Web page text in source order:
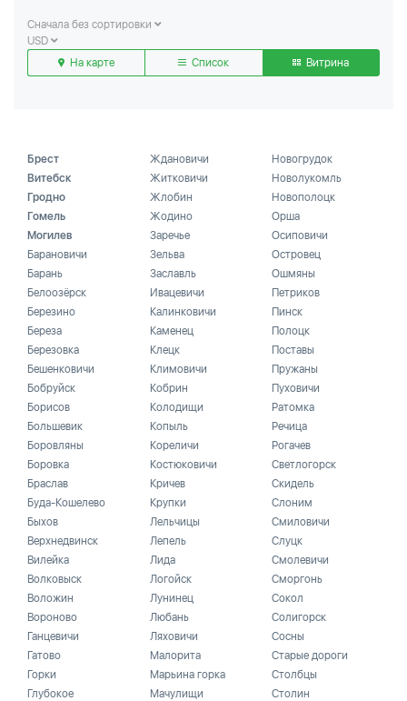
Сначала без сортировки
USD
На карте
Список Витрина
Брест
Витебск
Гродно
Гомель
Могилев
Барановичи
Барань
Белоозёрск
Березино
Береза
Березовка
Бешенковичи
Бобруйск
Борисов
Большевик
Боровляны
Боровка
Браслав
Буда-Кошелево
Быхов
Верхнедвинск
Вилейка
Волковыск
Воложин
Вороново
Ганцевичи
Гатово
Горки
Глубокое
Ждановичи
Житковичи
Жлобин
Жодино
Заречье
Зельва
Заславль
Ивацевичи
Калинковичи
Каменец
Клецк
Климовичи
Кобрин
Колодищи
Копыль
Кореличи
Костюковичи
Кричев
Крупки
Лельчицы
Лепель
Лида
Логойск
Лунинец
Любань
Ляховичи
Малорита
Марьина горка
Мачулищи
Новогрудок
Новолукомль
Новополоцк
Орша
Осиповичи
Островец
Ошмяны
Петриков
Пинск
Полоцк
Поставы
Пружаны
Пуховичи
Ратомка
Речица
Рогачев
Светлогорск
Скидель
Слоним
Смиловичи
Слуцк
Смолевичи
Сморгонь
Сокол
Солигорск
Сосны
Старые дороги
Столбцы
Столин